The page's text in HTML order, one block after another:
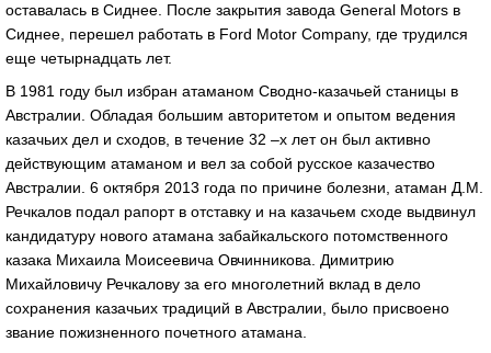
оставалась в Сиднее. После закрытия завода General Motors в
Сиднее, перешел работать в Ford Motor Company, где трудился
еще четырнадцать лет.
В 1981 году был избран атаманом Сводно-казачьей станицы в
Австралии. Обладая большим авторитетом и опытом ведения
казачьих дел и сходов, в течение 32 –х лет он был активно
действующим атаманом и вел за собой русское казачество
Австралии. 6 октября 2013 года по причине болезни, атаман Д.М.
Речкалов подал рапорт в отставку и на казачьем сходе выдвинул
кандидатуру нового атамана забайкальского потомственного
казака Михаила Моисеевича Овчинникова. Димитрию
Михайловичу Речкалову за его многолетний вклад в дело
сохранения казачьих традиций в Австралии, было присвоено
звание пожизненного почетного атамана.